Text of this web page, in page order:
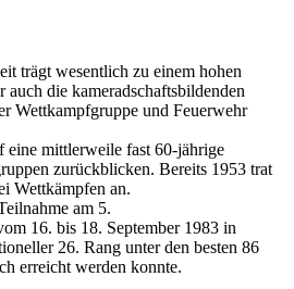
trägt wesentlich zu einem hohen
die kameradschaftsbildenden
Wettkampfgruppe und Feuerwehr
eine mittlerweile fast 60-jährige
zurückblicken. Bereits 1953 trat
Wettkämpfen an.
am 5.
16. bis 18. September 1983 in
26. Rang unter den besten 86
erreicht werden konnte.